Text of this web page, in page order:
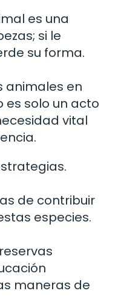
es una
si le
su forma.
animales en
es solo un acto
vital
de contribuir
especies.
maneras de